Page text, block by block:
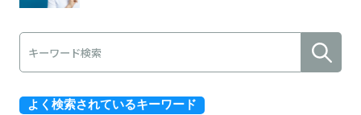
よく検索されているキーワード